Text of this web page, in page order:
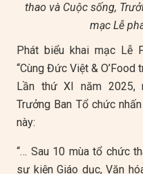
thao và Cuộc sống,
mạc Lễ
Phát biểu khai mạc Lễ
“Cùng Đức Việt & O’Food
Lần thứ XI năm 2025,
Trưởng Ban Tổ chức
này:
“… Sau 10 mùa tổ chức
sự kiện Giáo dục, Văn